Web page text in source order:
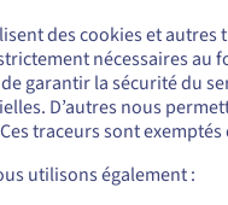
sans restriction
gestion et
des cookies et autres
nécessaires au
garantir la sécurité du
D’autres nous
traceurs sont
utilisons également :